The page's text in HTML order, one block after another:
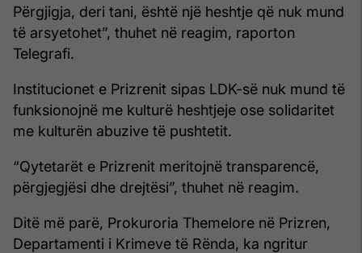
Përgjigja, deri tani, është një heshtje që nuk mund
të arsyetohet”, thuhet në reagim, raporton
Telegrafi.
Institucionet e Prizrenit sipas LDK-së nuk mund të
funksionojnë me kulturë heshtjeje ose solidaritet
me kulturën abuzive të pushtetit.
“Qytetarët e Prizrenit meritojnë transparencë,
përgjegjësi dhe drejtësi”, thuhet në reagim.
Ditë më parë, Prokuroria Themelore në Prizren,
Departamenti i Krimeve të Rënda, ka ngritur